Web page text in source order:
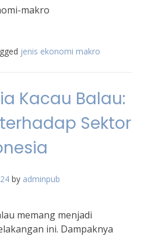
makro
jenis ekonomi makro
Kacau Balau:
Sektor
by adminpub
memang menjadi
ini. Dampaknya